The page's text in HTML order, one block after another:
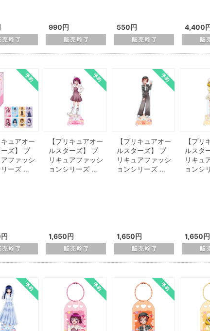
990円 550円 4,400
キュアオー
ズ】 プ
アファッシ
リーズ …
【プリキュアオー
ルスターズ】 プ
リキュアファッシ
ョンシリーズ …
1,650円
【プリキュアオー
ルスターズ】 プ
リキュアファッシ
ョンシリーズ …
1,650円
【プリ
ルスタ
リキュ
ョンシ
1,650円